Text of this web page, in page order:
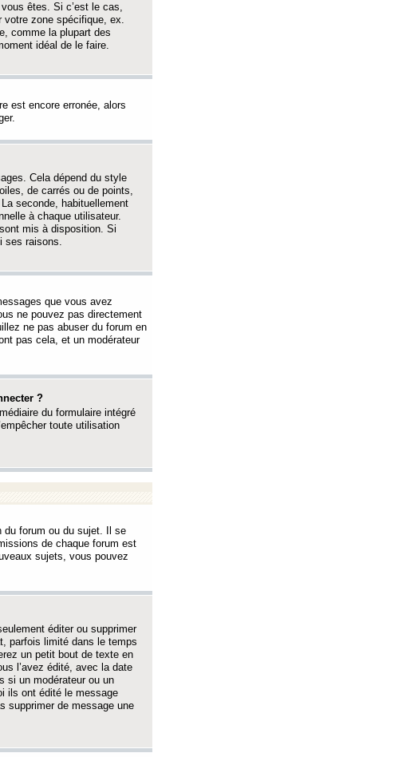
êtes. Si c’est le cas,
votre zone spécifique, ex.
comme la plupart des
idéal de le faire.
est encore erronée, alors
Cela dépend du style
de carrés ou de points,
seconde, habituellement
à chaque utilisateur.
mis à disposition. Si
ses raisons.
que vous avez
ne pouvez pas directement
ne pas abuser du forum en
pas cela, et un modérateur
?
du formulaire intégré
toute utilisation
du forum ou du sujet. Il se
de chaque forum est
sujets, vous pouvez
éditer ou supprimer
parfois limité dans le temps
un petit bout de texte en
l’avez édité, avec la date
si un modérateur ou un
ils ont édité le message
supprimer de message une